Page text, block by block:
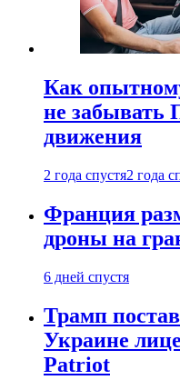
Как
не забывать
движения
2 года спустя2 года
Франция
дроны на
6 дней спустя
Трамп
Украине
Patriot